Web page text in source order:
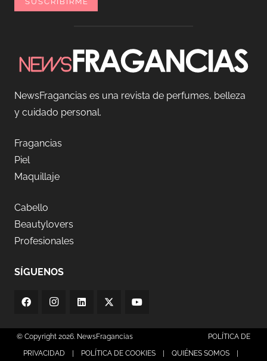
NewsFragancias es una revista de perfumes, belleza
y cuidado personal.
Fragancias
Piel
Maquillaje
Cabello
Beautylovers
Profesionales
SÍGUENOS
© Copyright 2026. NewsFragancias
POLÍTICA DE
PRIVACIDAD
POLÍTICA DE COOKIES QUIÉNES SOMOS